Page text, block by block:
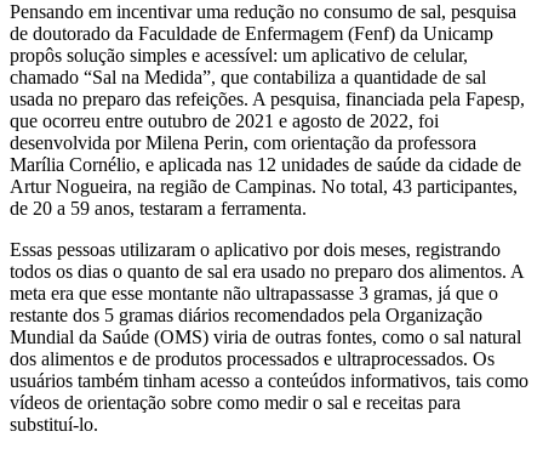
Pensando em incentivar uma redução no consumo de sal, pesquisa
de doutorado da Faculdade de Enfermagem (Fenf) da Unicamp
propôs solução simples e acessível: um aplicativo de celular,
chamado “Sal na Medida”, que contabiliza a quantidade de sal
usada no preparo das refeições. A pesquisa, financiada pela Fapesp,
que ocorreu entre outubro de 2021 e agosto de 2022, foi
desenvolvida por Milena Perin, com orientação da professora
Marília Cornélio, e aplicada nas 12 unidades de saúde da cidade de
Artur Nogueira, na região de Campinas. No total, 43 participantes,
de 20 a 59 anos, testaram a ferramenta.
Essas pessoas utilizaram o aplicativo por dois meses, registrando
todos os dias o quanto de sal era usado no preparo dos alimentos. A
meta era que esse montante não ultrapassasse 3 gramas, já que o
restante dos 5 gramas diários recomendados pela Organização
Mundial da Saúde (OMS) viria de outras fontes, como o sal natural
dos alimentos e de produtos processados e ultraprocessados. Os
usuários também tinham acesso a conteúdos informativos, tais como
vídeos de orientação sobre como medir o sal e receitas para
substituí-lo.